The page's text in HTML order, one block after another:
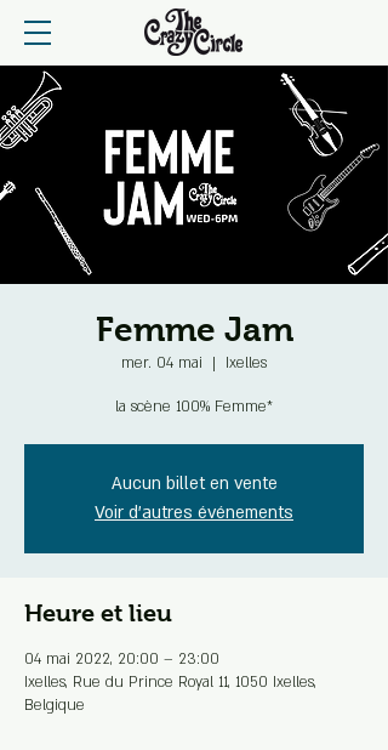
Femme Jam
mer. 04 mai
  |
Ixelles
la scène 100% Femme*
Aucun billet en vente
Voir d'autres événements
Heure et lieu
04 mai 2022, 20:00 – 23:00
Ixelles, Rue du Prince Royal 11, 1050 Ixelles,
Belgique